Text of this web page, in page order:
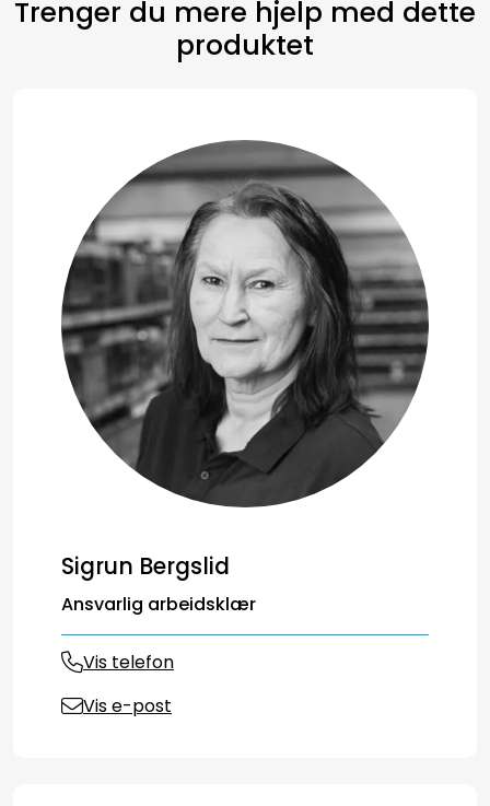
Trenger du mere hjelp med dette
produktet
Sigrun Bergslid
Ansvarlig arbeidsklær
Vis telefon
Vis e-post